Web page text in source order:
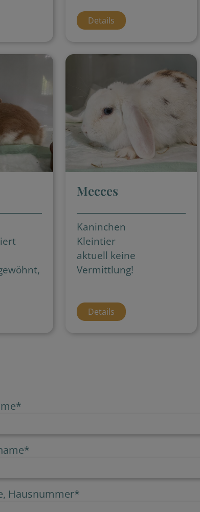
Details
Mecces
Kaninchen
Kleintier
aktuell keine
Vermittlung!
Details
*
*
Hausnummer*